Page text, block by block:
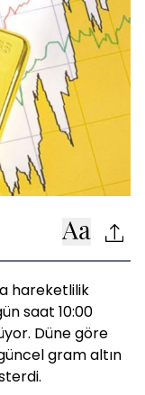
hareketlilik
saat 10:00
Düne göre
gram altın